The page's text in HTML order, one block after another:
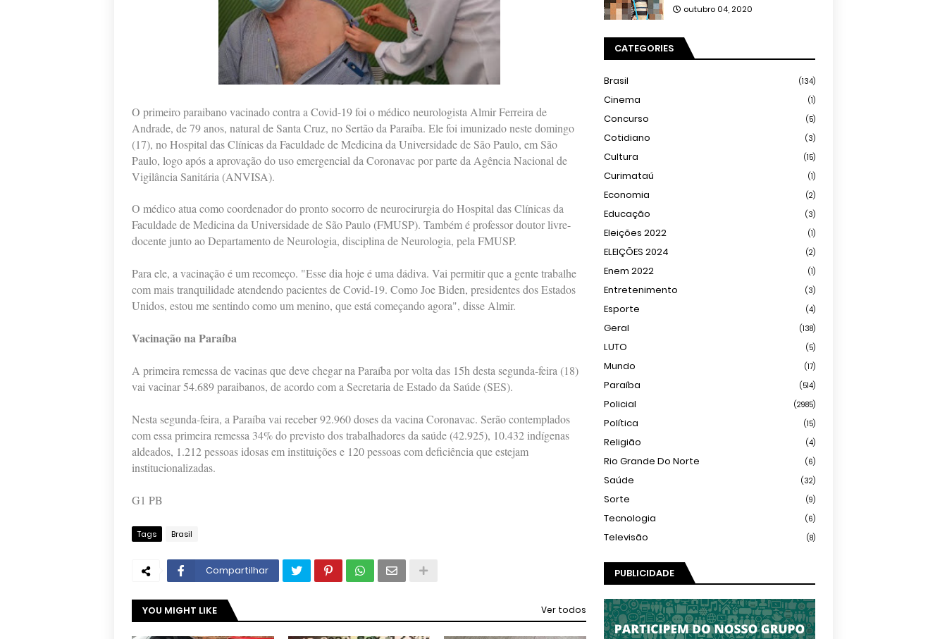
O primeiro paraibano vacinado contra a Covid-19 foi o médico neurologista Almir Ferreira de
Andrade, de 79 anos, natural de Santa Cruz, no Sertão da Paraíba. Ele foi imunizado neste domingo
(17), no Hospital das Clínicas da Faculdade de Medicina da Universidade de São Paulo, em São
Paulo, logo após a aprovação do uso emergencial da Coronavac por parte da Agência Nacional de
Vigilância Sanitária (ANVISA).
O médico atua como coordenador do pronto socorro de neurocirurgia do Hospital das Clínicas da
Faculdade de Medicina da Universidade de São Paulo (FMUSP). Também é professor doutor livre-
docente junto ao Departamento de Neurologia, disciplina de Neurologia, pela FMUSP.
Para ele, a vacinação é um recomeço. "Esse dia hoje é uma dádiva. Vai permitir que a gente trabalhe
com mais tranquilidade atendendo pacientes de Covid-19. Como Joe Biden, presidentes dos Estados
Unidos, estou me sentindo como um menino, que está começando agora", disse Almir.
Vacinação na Paraíba
A primeira remessa de vacinas que deve chegar na Paraíba por volta das 15h desta segunda-feira (18)
vai vacinar 54.689 paraibanos, de acordo com a Secretaria de Estado da Saúde (SES).
Nesta segunda-feira, a Paraíba vai receber 92.960 doses da vacina Coronavac. Serão contemplados
com essa primeira remessa 34% do previsto dos trabalhadores da saúde (42.925), 10.432 indígenas
aldeados, 1.212 pessoas idosas em instituições e 120 pessoas com deficiência que estejam
institucionalizadas.
G1 PB
Tags Brasil
Compartilhar
YOU MIGHT LIKE Ver todos
outubro 04, 2020
CATEGORIES
Brasil (134)
Cinema (1)
Concurso (5)
Cotidiano (3)
Cultura (15)
Curimataú (1)
Economia (2)
Educação (3)
Eleições 2022 (1)
ELEIÇÕES 2024 (2)
Enem 2022 (1)
Entretenimento (3)
Esporte (4)
Geral (138)
LUTO (5)
Mundo (17)
Paraíba (514)
Policial (2985)
Política (15)
Religião (4)
Rio Grande Do Norte (6)
Saúde (32)
Sorte (9)
Tecnologia (6)
Televisão (8)
PUBLICIDADE